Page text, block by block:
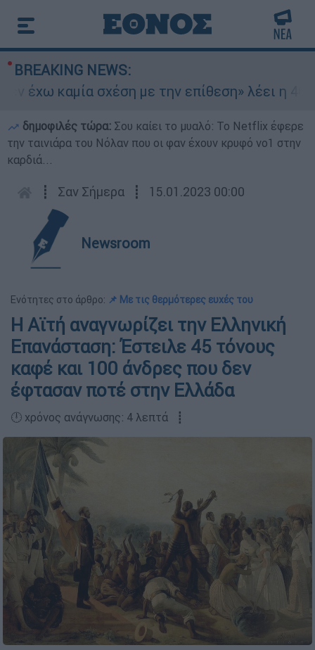
BREAKING NEWS:
καμία σχέση με την επίθεση» λέει η
δημοφιλές τώρα: Σου καίει το μυαλό: Το Netflix έφερε
την ταινιάρα του Νόλαν που οι φαν έχουν κρυφό νο1 στην
καρδιά...
┋ Σαν Σήμερα ┋ 15.01.2023 00:00
Newsroom
Ενότητες στο άρθρο: 📌 Με τις θερμότερες ευχές του
Η Αϊτή αναγνωρίζει την Ελληνική
Επανάσταση: Έστειλε 45 τόνους
καφέ και 100 άνδρες που δεν
έφτασαν ποτέ στην Ελλάδα
🕛 χρόνος ανάγνωσης: 4 λεπτά ┋